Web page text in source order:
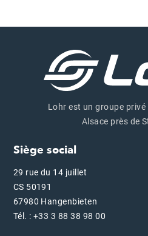
Lohr est un groupe
Alsace près de
Siège social
29 rue du 14 juillet
CS 50191
67980 Hangenbieten
Tél. : +33 3 88 38 98 00